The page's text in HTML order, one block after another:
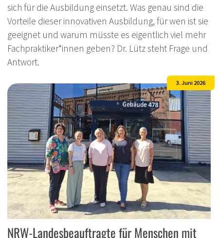
sich für die Ausbildung einsetzt. Was genau sind die
Vorteile dieser innovativen Ausbildung, für wen ist sie
geeignet und warum müsste es eigentlich viel mehr
Fachpraktiker*innen geben? Dr. Lütz steht Frage und
Antwort.
NRW-Landesbeauftragte für Menschen mit
3. Juni 2026